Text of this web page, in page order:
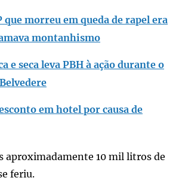
que morreu em queda de rapel era
montanhismo
e seca leva PBH à ação durante o
em hotel por causa de
aproximadamente 10 mil litros de
feriu.